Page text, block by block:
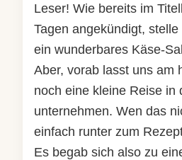
Leser! Wie bereits im
Tagen angekündigt,
ein wunderbares Käse-
Aber, vorab lasst uns am
noch eine kleine Reise in
unternehmen. Wen das
einfach runter zum
Es begab sich also zu